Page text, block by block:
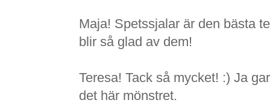
Maja! Spetssjalar är den bästa
blir så glad av dem!
Teresa! Tack så mycket! :) Ja
det här mönstret.